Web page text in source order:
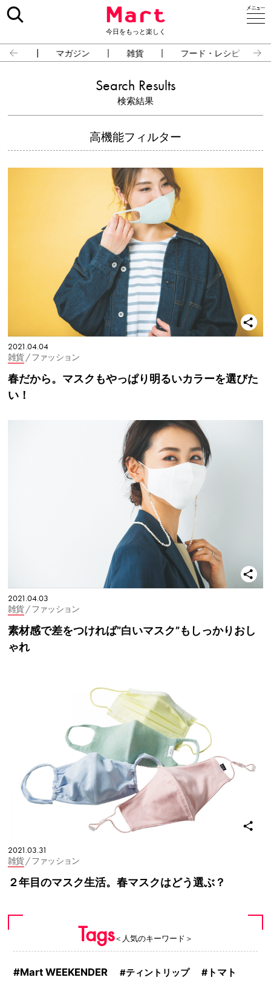
今日をもっと楽しく
占い マガジン 雑貨 フード・レシピ
Search Results
検索結果
高機能フィルター
2021.04.04
雑貨/ ファッション
春だから。マスクもやっぱり明るいカラーを選びた
い！
2021.04.03
雑貨/ ファッション
素材感で差をつければ”白いマスク”もしっかりおし
ゃれ
2021.03.31
雑貨/ ファッション
２年目のマスク生活。春マスクはどう選ぶ？
Tags＜人気のキーワード＞
Mart WEEKENDER ティントリップ トマト